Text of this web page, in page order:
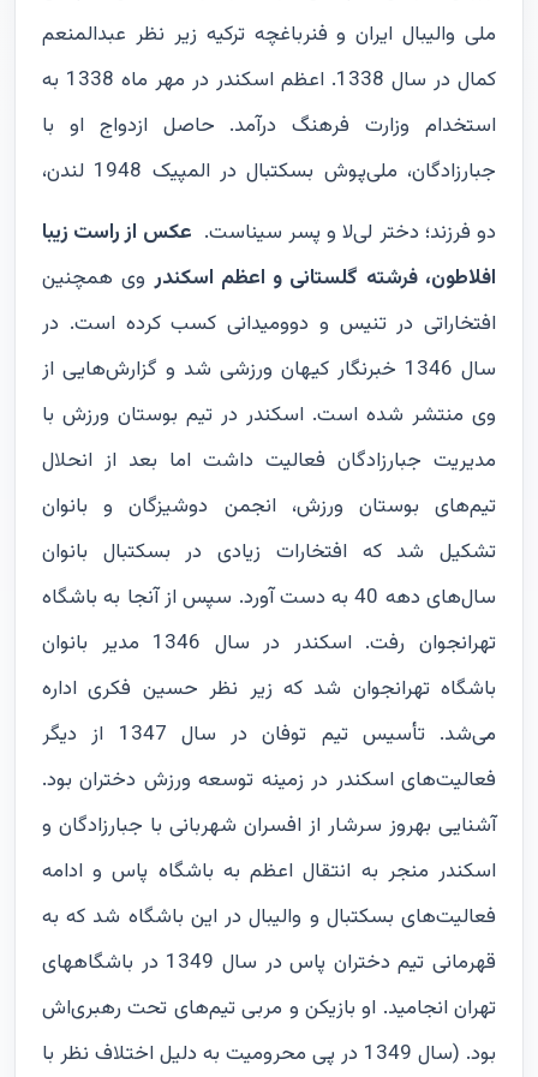
ملی والیبال ایران و فنرباغچه ترکیه زیر نظر عبدالمنعم
کمال در سال 1338. اعظم اسکندر در مهر ماه 1338 به
استخدام وزارت فرهنگ درآمد. حاصل ازدواج او با
جبارزادگان، ملی‌پوش بسکتبال در المپیک 1948 لندن،
دو فرزند؛ دختر لی‌لا و پسر سیناست. عکس از راست زیبا
افلاطون، فرشته گلستانی و اعظم اسکندروی همچنین
افتخاراتی در تنیس و دوومیدانی کسب کرده است. در
سال 1346 خبرنگار کیهان ورزشی شد و گزارش‌هایی از
وی منتشر شده است. اسکندر در تیم بوستان ورزش با
مدیریت جبارزادگان فعالیت داشت اما بعد از انحلال
تیم‌های بوستان ورزش، انجمن دوشیزگان و بانوان
تشکیل شد که افتخارات زیادی در بسکتبال بانوان
سال‌های دهه 40 به دست آورد. سپس از آنجا به باشگاه
تهرانجوان رفت. اسکندر در سال 1346 مدیر بانوان
باشگاه تهرانجوان شد که زیر نظر حسین فکری اداره
می‌شد. تأسیس تیم توفان در سال 1347 از دیگر
فعالیت‌های اسکندر در زمینه توسعه ورزش دختران بود.
آشنایی بهروز سرشار از افسران شهربانی با جبارزادگان و
اسکندر منجر به انتقال اعظم به باشگاه پاس و ادامه
فعالیت‌های بسکتبال و والیبال در این باشگاه شد که به
قهرمانی تیم دختران پاس در سال 1349 در باشگاههای
تهران انجامید. او بازیکن و مربی تیم‌های تحت رهبری‌اش
بود. (سال 1349 در پی محرومیت به دلیل اختلاف نظر با